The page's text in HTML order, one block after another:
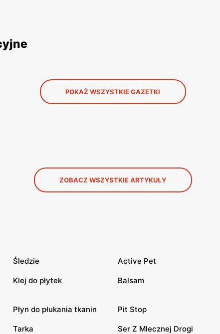
POKAŻ WSZYSTKIE GAZETKI
ZOBACZ WSZYSTKIE ARTYKUŁY
Śledzie Active Pet
Klej do płytek Balsam
Płyn do płukania tkanin Pit Stop
Tarka Ser Z Mlecznej Drogi